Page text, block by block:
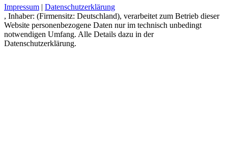
Impressum | Datenschutzerklärung
, Inhaber: (Firmensitz: Deutschland), verarbeitet zum Betrieb dieser
Website personenbezogene Daten nur im technisch unbedingt
notwendigen Umfang. Alle Details dazu in der
Datenschutzerklärung.